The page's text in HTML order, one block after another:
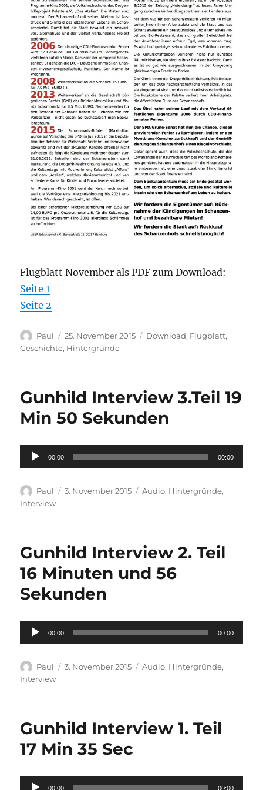
Flugblatt November als PDF zum Download:
Seite 1
Seite 2
Autor
Paul
Veröffentlicht
am
25. November 2015 Kategorien
Download, Flugblatt,
Geschichte, Hintergründe
Gunhild Interview 3.Teil 19
Min 50 Sekunden
Audio-
Player
00:00 00:00
Autor
Paul
Veröffentlicht
3. November 2015 Kategorien
Audio, Hintergründe,
Interview
Gunhild Interview 2. Teil
16 Minuten und 56
Sekunden
Audio-
Player
00:00 00:00
Autor
Paul
Veröffentlicht
3. November 2015 Kategorien
Audio, Hintergründe,
Interview
Gunhild Interview 1. Teil
17 Min 35 Sec
Audio-00:00 00:00